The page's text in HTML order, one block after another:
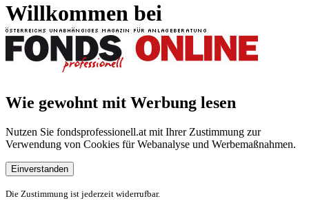
Willkommen bei
Wie gewohnt mit Werbung lesen
Nutzen Sie fondsprofessionell.at mit Ihrer Zustimmung zur
Verwendung von Cookies für Webanalyse und Werbemaßnahmen.
Einverstanden
Die Zustimmung ist jederzeit widerrufbar.